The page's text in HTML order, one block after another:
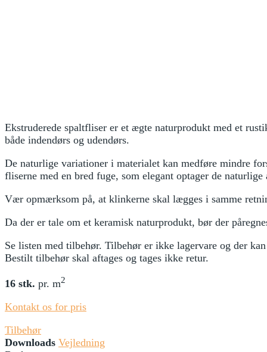
Ekstruderede spaltfliser er et ægte naturprodukt med et
både indendørs og udendørs.
De naturlige variationer i materialet kan medføre mindre
fliserne med en bred fuge, som elegant optager de
Vær opmærksom på, at klinkerne skal lægges i samme
Da der er tale om et keramisk naturprodukt, bør der
Se listen med tilbehør. Tilbehør er ikke lagervare og der
Bestilt tilbehør skal aftages og tages ikke retur.
16 stk. pr. m2
Kontakt os for pris
Tilbehør
Downloads Vejledning